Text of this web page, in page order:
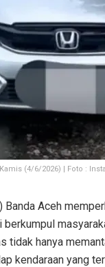
(4/6/2026) | Foto :
Aceh
tidak hanya
kendaraan yang